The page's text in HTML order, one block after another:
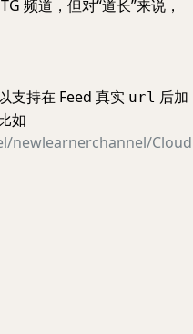
TG 频道，但对“道长”来说，
支持在 Feed 真实 url 后加
如
newlearnerchannel/Cloud